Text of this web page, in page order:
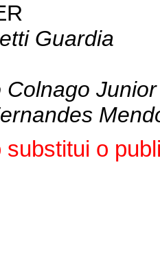
Guardia
Colnago Junior
substitui o